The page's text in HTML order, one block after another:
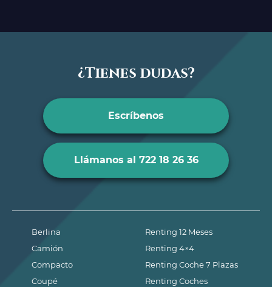
¿Tienes dudas?
Escríbenos
Llámanos al 722 18 26 36
Berlina
Camión
Compacto
Coupé
Renting 12 Meses
Renting 4×4
Renting Coche 7 Plazas
Renting Coches